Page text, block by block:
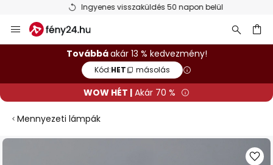
Ingyenes visszaküldés 50 napon belül
Ugrás
a
tartalomhozTovábbáakár 13 % kedvezmény!
Kód:HET másolás
WOW HÉT | Akár 70 %
Mennyezeti lámpák
Ugrás